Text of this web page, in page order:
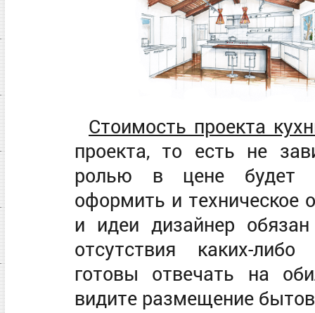
Стоимость проекта
проекта, то есть не
ролью в цене будет
оформить и техническое
и идеи дизайнер
отсутствия каких-
готовы отвечать на
видите размещение